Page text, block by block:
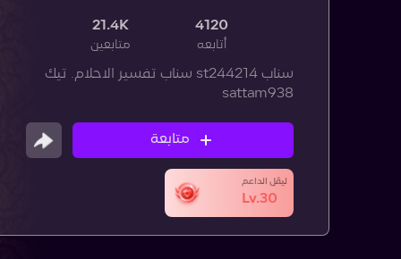
4120
أتابعه
21.4K
متابعين
سناب st244214 سناب تفسير الاحلام. تيك
sattam938
متابعة
ليڤل الداعم
Lv.30